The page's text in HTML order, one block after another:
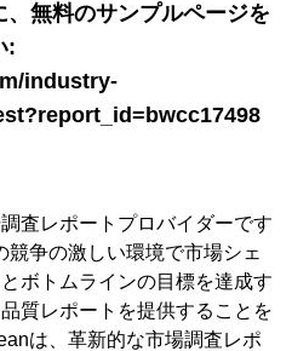
無料のサンプルページを
:
industry-
査レポートプロバイダーです
競争の激しい環境で市場シェ
ボトムラインの目標を達成す
質レポートを提供することを
は、革新的な市場調査レポ